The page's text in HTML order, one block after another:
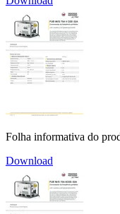
Folha informativa do
Download